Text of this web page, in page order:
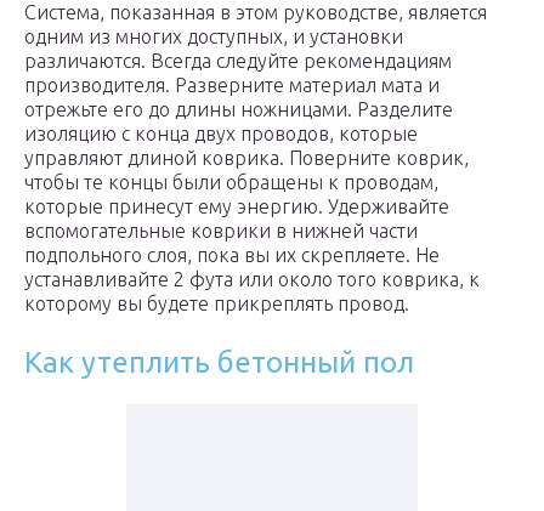
Система, показанная в этом руководстве, является
одним из многих доступных, и установки
различаются. Всегда следуйте рекомендациям
производителя. Разверните материал мата и
отрежьте его до длины ножницами. Разделите
изоляцию с конца двух проводов, которые
управляют длиной коврика. Поверните коврик,
чтобы те концы были обращены к проводам,
которые принесут ему энергию. Удерживайте
вспомогательные коврики в нижней части
подпольного слоя, пока вы их скрепляете. Не
устанавливайте 2 фута или около того коврика, к
которому вы будете прикреплять провод.
Как утеплить бетонный пол